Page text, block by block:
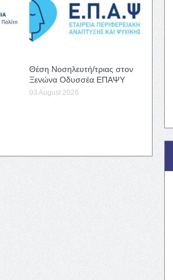
Θέση Νοσηλευτή/τριας στον
Ξενώνα Οδυσσέα ΕΠΑΨΥ
03 August 2026